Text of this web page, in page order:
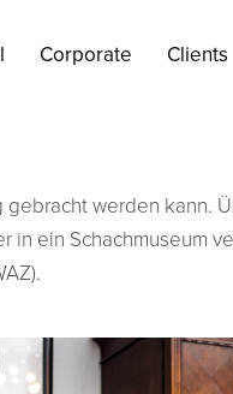
Corporate Clients
werden kann.
in ein Schachmuseum